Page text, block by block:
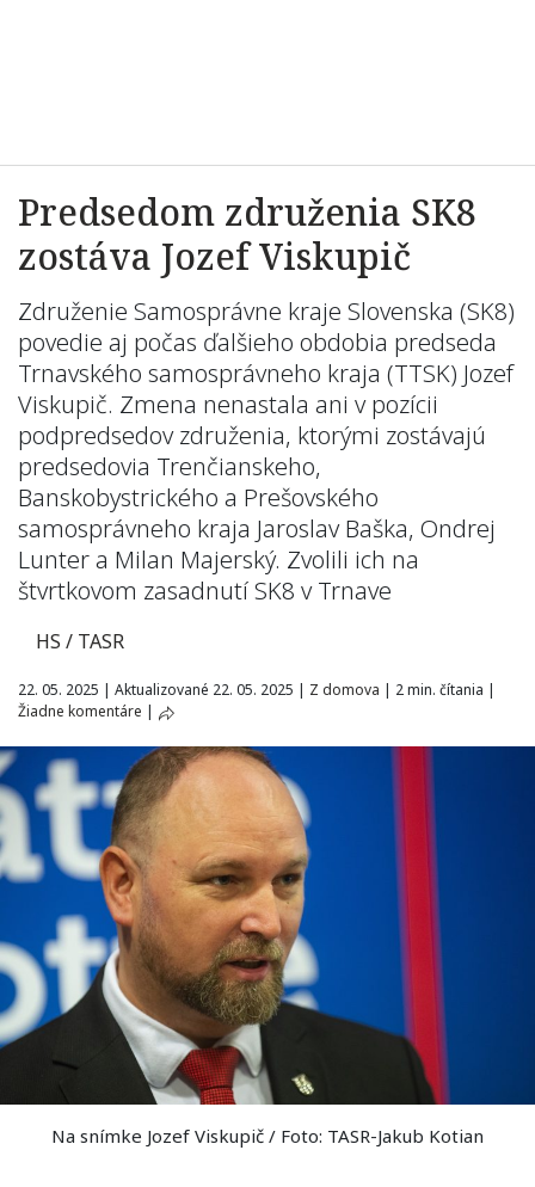
Predsedom združenia SK8
zostáva Jozef Viskupič
Združenie Samosprávne kraje Slovenska (SK8)
povedie aj počas ďalšieho obdobia predseda
Trnavského samosprávneho kraja (TTSK) Jozef
Viskupič. Zmena nenastala ani v pozícii
podpredsedov združenia, ktorými zostávajú
predsedovia Trenčianskeho,
Banskobystrického a Prešovského
samosprávneho kraja Jaroslav Baška, Ondrej
Lunter a Milan Majerský. Zvolili ich na
štvrtkovom zasadnutí SK8 v Trnave
HS / TASR
22. 05. 2025 | Aktualizované 22. 05. 2025 | Z domova | 2 min. čítania |
Žiadne komentáre |
Na snímke Jozef Viskupič / Foto: TASR-Jakub Kotian